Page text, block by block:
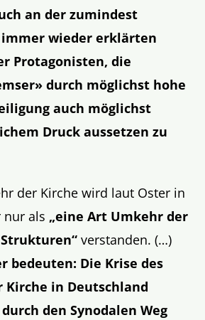
an der zumindest
wieder erklärten
Protagonisten, die
durch möglichst hohe
auch möglichst
Druck aussetzen zu
der Kirche wird laut Oster in
nur als „eine Art Umkehr der
verstanden. (…)
bedeuten: Die Krise des
Kirche in Deutschland
den Synodalen Weg